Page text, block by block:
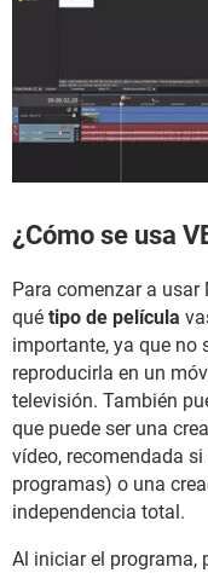
¿Cómo se usa
Para comenzar a
qué tipo de película
importante, ya que no
reproducirla en un
televisión. También
que puede ser una
vídeo, recomendada
programas) o una
independencia total.
Al iniciar el programa,